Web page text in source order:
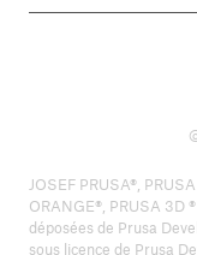
JOSEF PRUSA®,
ORANGE®, PRUSA 3D
déposées de Prusa
sous licence de Prusa